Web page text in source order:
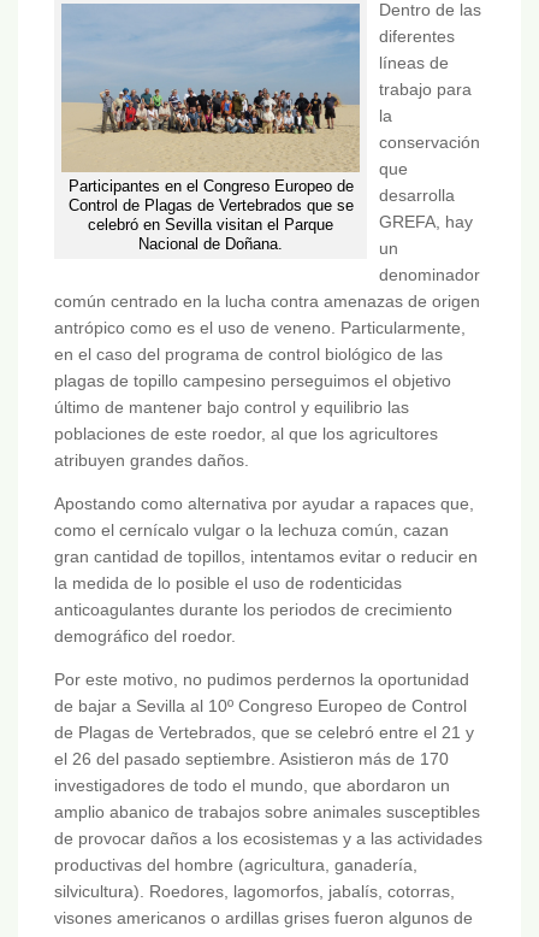
Participantes en el Congreso Europeo de
Control de Plagas de Vertebrados que se
celebró en Sevilla visitan el Parque
Nacional de Doñana.
Dentro de las
diferentes
líneas de
trabajo para
la
conservación
que
desarrolla
GREFA, hay
un
denominador
común centrado en la lucha contra amenazas de origen
antrópico como es el uso de veneno. Particularmente,
en el caso del programa de control biológico de las
plagas de topillo campesino perseguimos el objetivo
último de mantener bajo control y equilibrio las
poblaciones de este roedor, al que los agricultores
atribuyen grandes daños.
Apostando como alternativa por ayudar a rapaces que,
como el cernícalo vulgar o la lechuza común, cazan
gran cantidad de topillos, intentamos evitar o reducir en
la medida de lo posible el uso de rodenticidas
anticoagulantes durante los periodos de crecimiento
demográfico del roedor.
Por este motivo, no pudimos perdernos la oportunidad
de bajar a Sevilla al 10º Congreso Europeo de Control
de Plagas de Vertebrados, que se celebró entre el 21 y
el 26 del pasado septiembre. Asistieron más de 170
investigadores de todo el mundo, que abordaron un
amplio abanico de trabajos sobre animales susceptibles
de provocar daños a los ecosistemas y a las actividades
productivas del hombre (agricultura, ganadería,
silvicultura). Roedores, lagomorfos, jabalís, cotorras,
visones americanos o ardillas grises fueron algunos de